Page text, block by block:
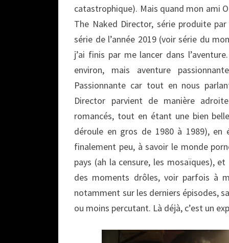
catastrophique). Mais quand mon ami
The Naked Director, série produite
série de l’année 2019 (voir série du
j’ai finis par me lancer dans
environ, mais aventure
Passionnante car tout en nous
Director parvient de manière
romancés, tout en étant une bien
déroule en gros de 1980 à 1989),
finalement peu, à savoir le monde
pays (ah la censure, les mosaïques),
des moments drôles, voir parfois à
notamment sur les derniers épisodes,
ou moins percutant. Là déjà, c’est un